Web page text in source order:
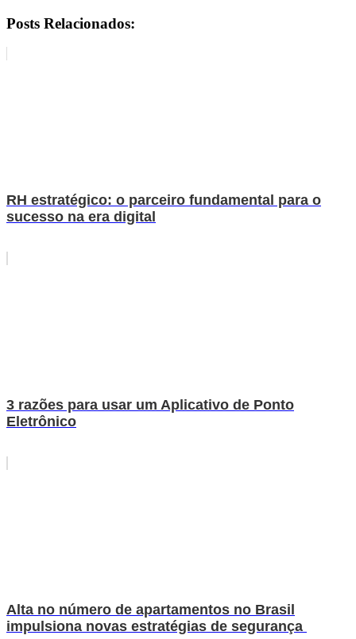
Posts Relacionados:
RH estratégico: o parceiro fundamental para o
sucesso na era digital
3 razões para usar um Aplicativo de Ponto
Eletrônico
Alta no número de apartamentos no Brasil
impulsiona novas estratégias de segurança